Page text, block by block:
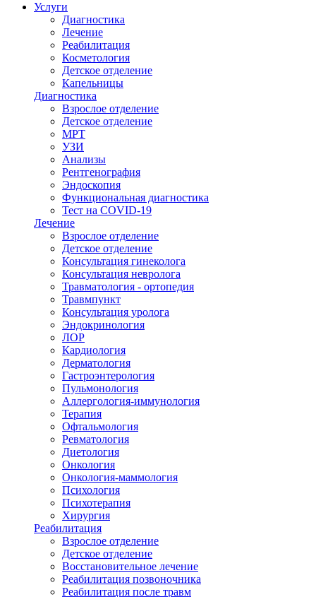
Услуги
Диагностика
Лечение
Реабилитация
Косметология
Детское отделение
Капельницы
Диагностика
Взрослое отделение
Детское отделение
МРТ
УЗИ
Анализы
Рентгенография
Эндоскопия
Функциональная диагностика
Тест на COVID-19
Лечение
Взрослое отделение
Детское отделение
Консультация гинеколога
Консультация невролога
Травматология - ортопедия
Травмпункт
Консультация уролога
Эндокринология
ЛОР
Кардиология
Дерматология
Гастроэнтерология
Пульмонология
Аллергология-иммунология
Терапия
Офтальмология
Ревматология
Диетология
Онкология
Онкология-маммология
Психология
Психотерапия
Хирургия
Реабилитация
Взрослое отделение
Детское отделение
Восстановительное лечение
Реабилитация позвоночника
Реабилитация после травм